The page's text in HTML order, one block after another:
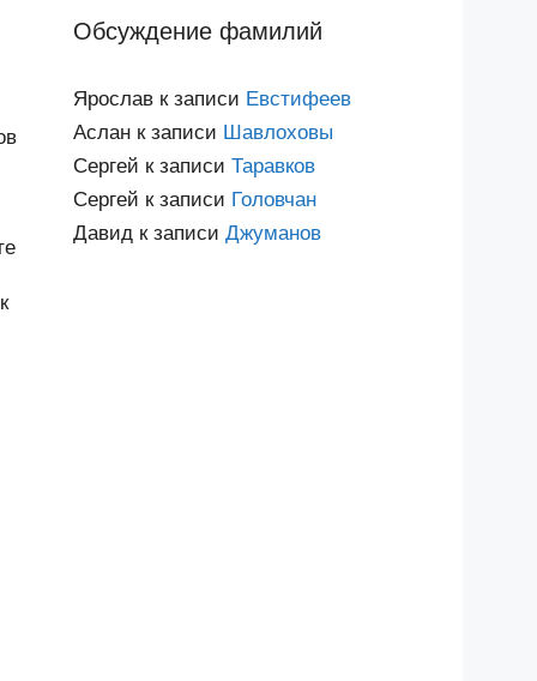
Обсуждение фамилий
Ярослав к записи Евстифеев
Аслан к записи Шавлоховы
Сергей к записи Таравков
Сергей к записи Головчан
Давид к записи Джуманов